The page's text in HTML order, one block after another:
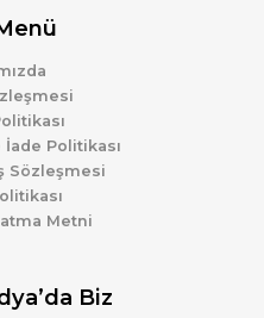
Politikası
Sözleşmesi
Metni
Biz